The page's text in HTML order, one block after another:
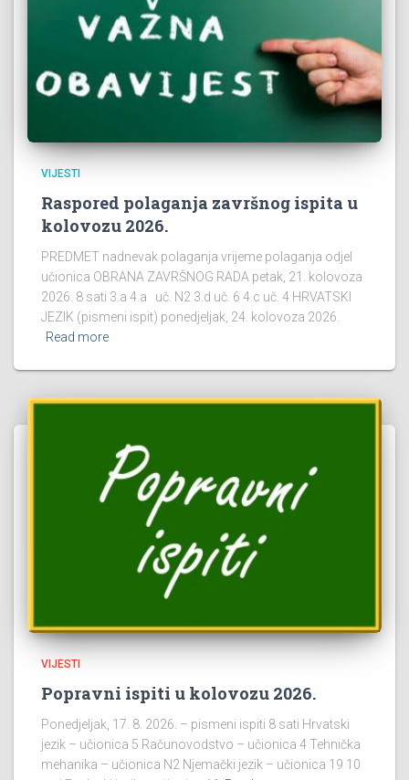
VIJESTI
Raspored polaganja završnog ispita u
kolovozu 2026.
PREDMET nadnevak polaganja vrijeme polaganja odjel
učionica OBRANA ZAVRŠNOG RADA petak, 21. kolovoza
2026. 8 sati 3.a 4.a uč. N2 3.d uč. 6 4.c uč. 4 HRVATSKI
JEZIK (pismeni ispit) ponedjeljak, 24. kolovoza 2026.
Read more
VIJESTI
Popravni ispiti u kolovozu 2026.
Ponedjeljak, 17. 8. 2026. – pismeni ispiti 8 sati Hrvatski
jezik – učionica 5 Računovodstvo – učionica 4 Tehnička
mehanika – učionica N2 Njemački jezik – učionica 19 10